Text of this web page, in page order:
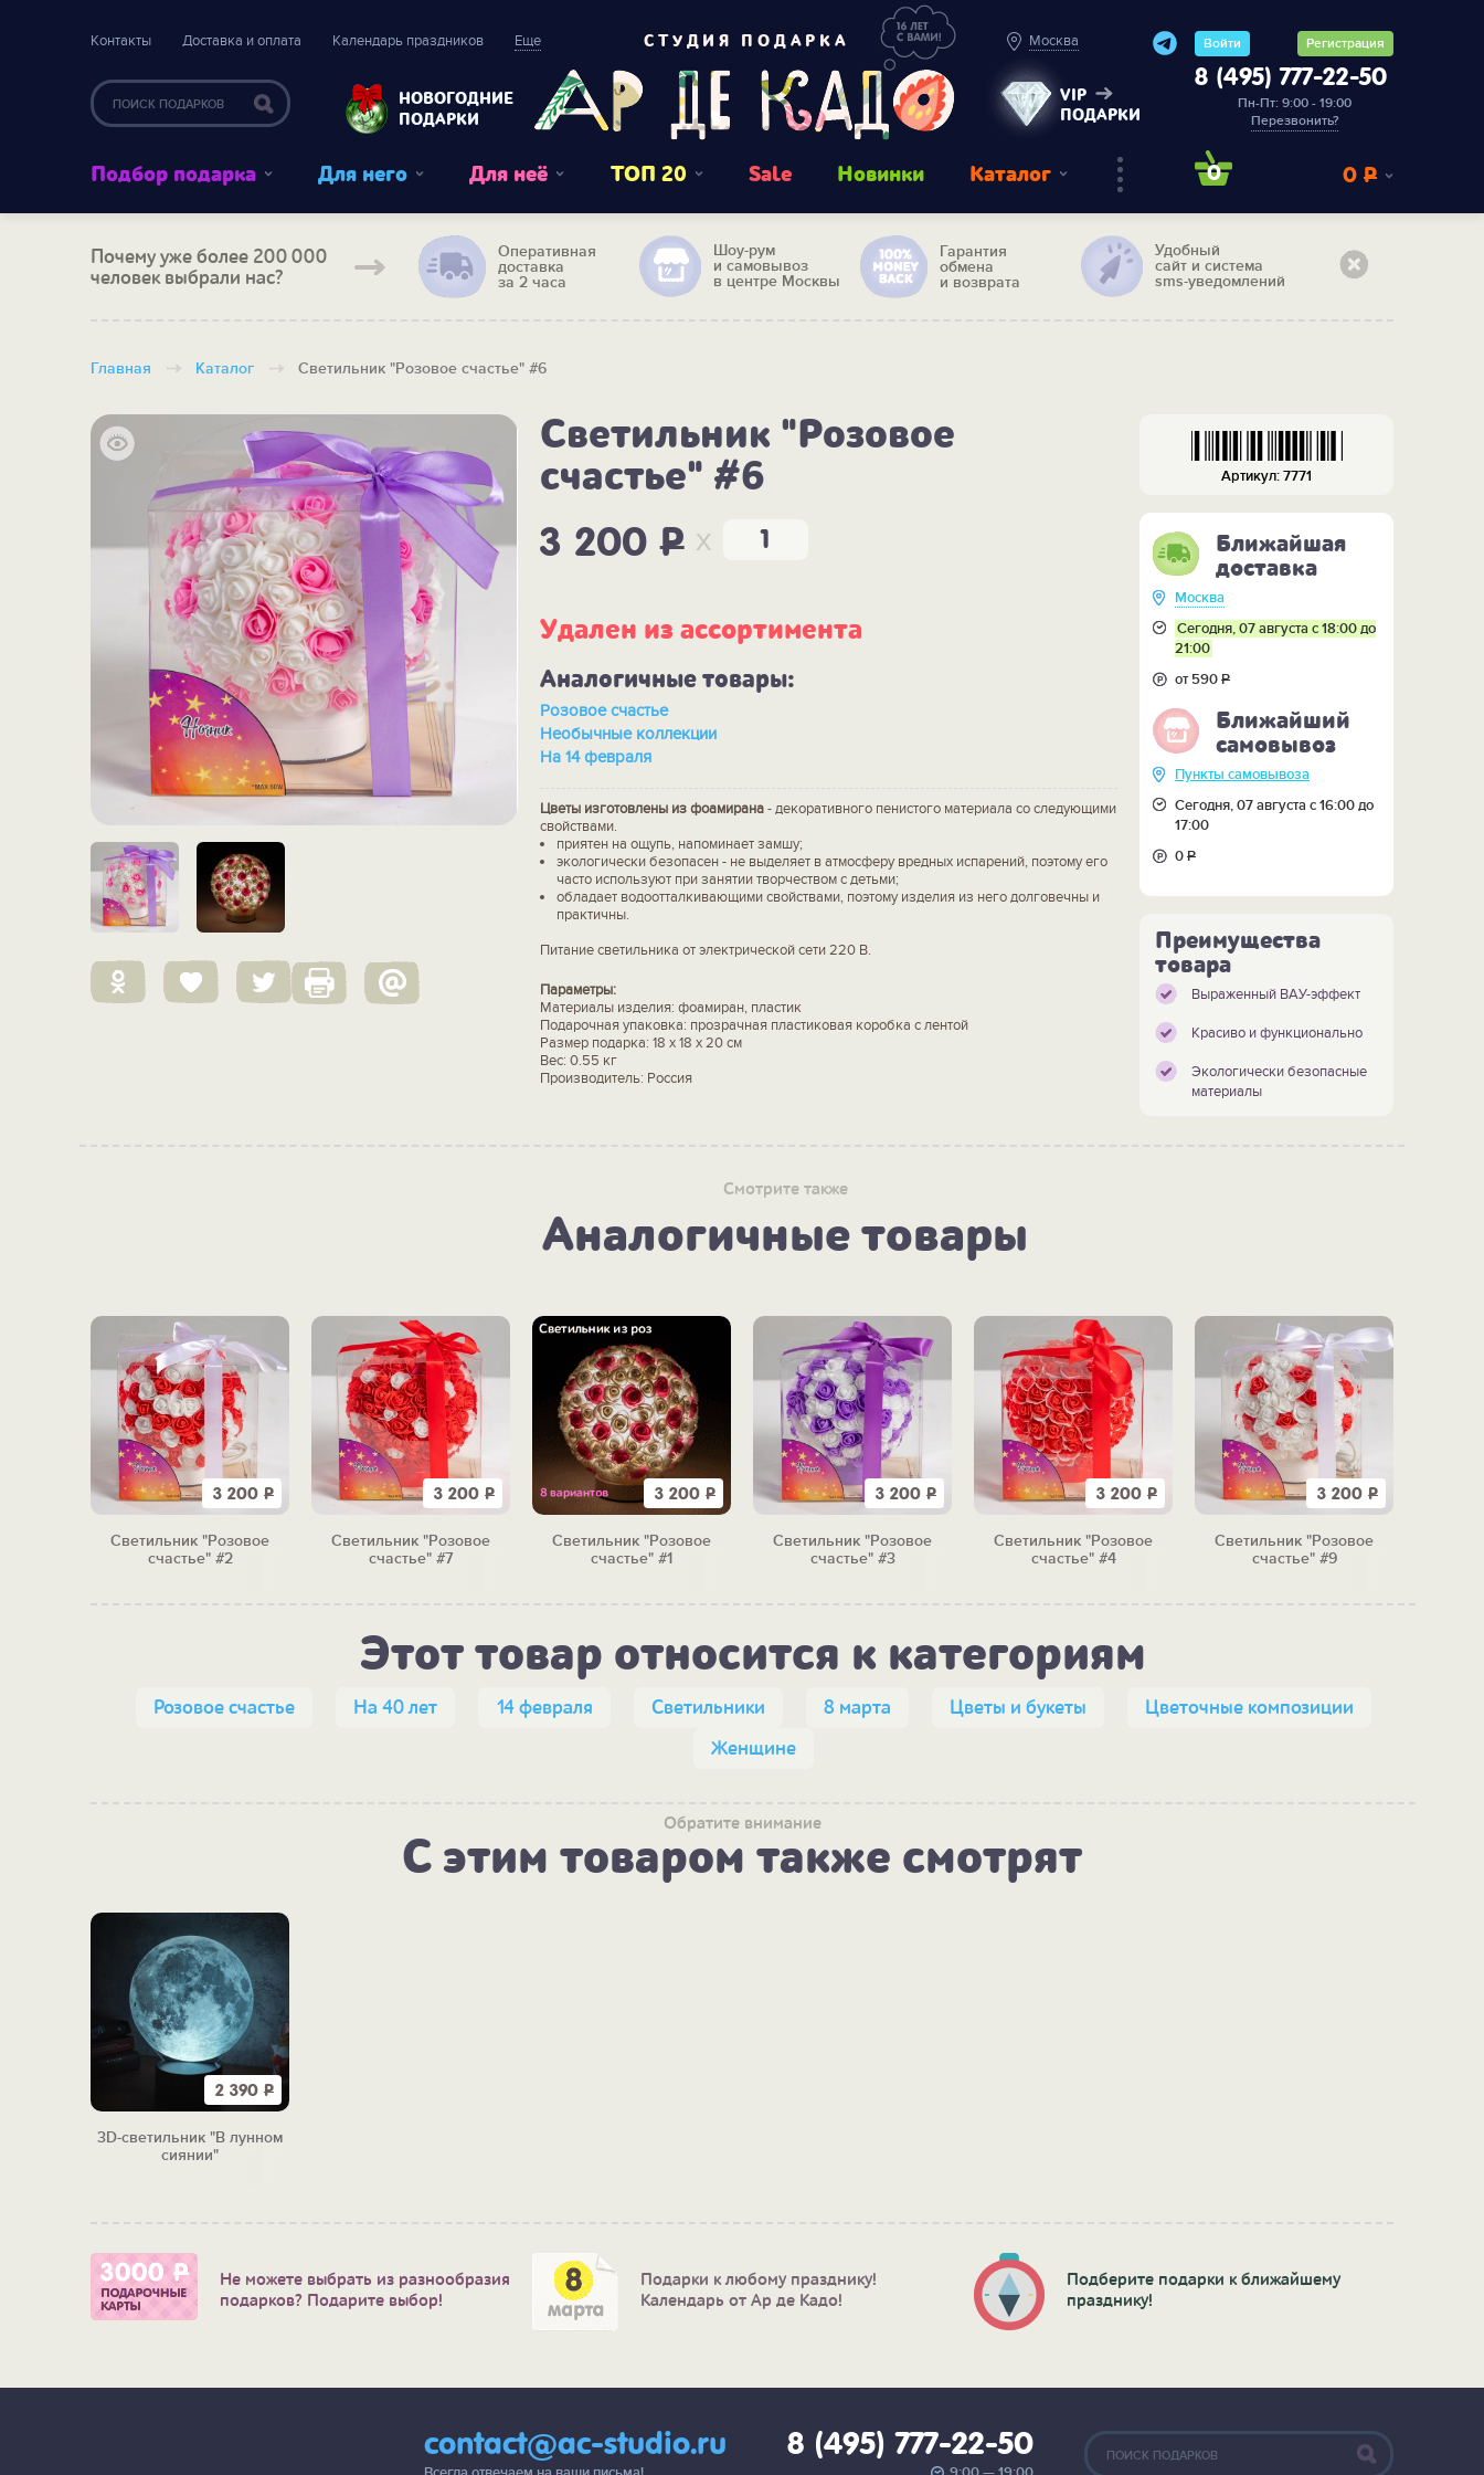
Контакты Доставка и оплата Календарь праздников Еще
НОВОГОДНИЕ
ПОДАРКИ
СТУДИЯ ПОДАРКА Москва
VIP
ПОДАРКИ
Войти Регистрация
8 (495) 777-22-50
Пн-Пт: 9:00 - 19:00
Перезвонить?
Подбор подарка Для него Для неё ТОП 20 Sale Новинки Каталог 0 0 Р
Почему уже более 200 000
человек выбрали нас?
Оперативная
доставка
за 2 часа
Шоу-рум
и самовывоз
в центре Москвы
Гарантия
обмена
и возврата
Удобный
сайт и система
sms-уведомлений
Главная Каталог Светильник "Розовое счастье" #6
Светильник "Розовое
счастье" #6
3 200P x
Удален из ассортимента
Аналогичные товары:
Розовое счастье
Необычные коллекции
На 14 февраля
Цветы изготовлены из фоамирана- декоративного пенистого материала со следующими
свойствами.
приятен на ощупь, напоминает замшу;
экологически безопасен - не выделяет в атмосферу вредных испарений, поэтому его
часто используют при занятии творчеством с детьми;
обладает водоотталкивающими свойствами, поэтому изделия из него долговечны и
практичны.
Питание светильника от электрической сети 220 В.
Параметры:
Материалы изделия: фоамиран, пластик
Подарочная упаковка: прозрачная пластиковая коробка с лентой
Размер подарка: 18 х 18 х 20 см
Вес: 0.55 кг
Производитель: Россия
Артикул: 7771
Ближайшая
доставка
Москва
Сегодня, 07 августа с 18:00 до
21:00
от 590Р
Ближайший
самовывоз
Пункты самовывоза
Сегодня, 07 августа с 16:00 до
17:00
0Р
Преимущества
товара
Выраженный ВАУ-эффект
Красиво и функционально
Экологически безопасные
материалы
Смотрите также
Аналогичные товары
3 200 Р
Светильник "Розовое
счастье" #2
3 200 Р
Светильник "Розовое
счастье" #7
3 200 Р
Светильник "Розовое
счастье" #1
3 200 Р
Светильник "Розовое
счастье" #3
3 200 Р
Светильник "Розовое
счастье" #4
3 200 Р
Светильник "Розовое
счастье" #9
Этот товар относится к категориям
Розовое счастье На 40 лет 14 февраля Светильники 8 марта Цветы и букеты
Цветочные композиции
Женщине
Обратите внимание
С этим товаром также смотрят
2 390 Р
3D-светильник "В лунном
сиянии"
Не можете выбрать из разнообразия
подарков? Подарите выбор!
Подарки к любому празднику!
Календарь от Ар де Кадо!
Подберите подарки к ближайшему
празднику!
contact@ac-studio.ru 8 (495) 777-22-50